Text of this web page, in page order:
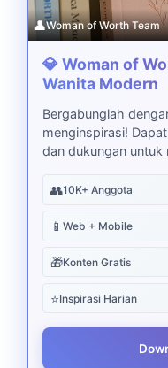
👤Woman of Worth Team
💎 Woman of
Wanita Modern
Bergabunglah
menginspirasi!
dan dukungan untuk
👥10K+ Anggota
📱 Web + Mobile
🎁Konten Gratis
⭐Inspirasi Harian